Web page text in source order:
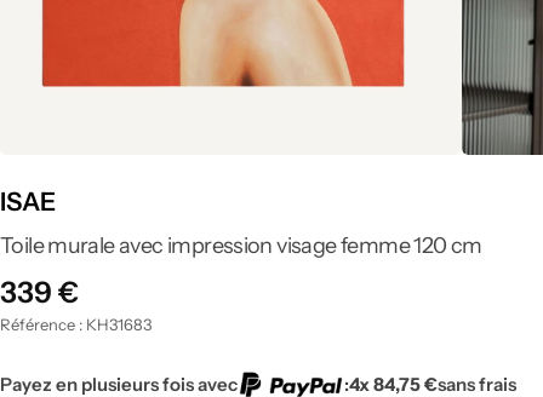
ISAE
Toile murale avec impression visage femme 120 cm
339 €
Référence : KH31683
Payez en plusieurs fois avec :4x 84,75 €sans frais